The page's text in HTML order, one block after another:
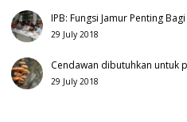
IPB: Fungsi Jamur Penting
29 July 2018
Cendawan dibutuhkan untuk
29 July 2018